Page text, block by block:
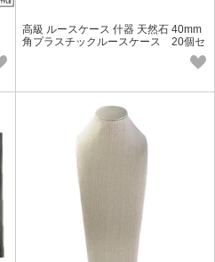
高級 ルースケース 什器 天然石 40mm
角プラスチックルースケース 20個セ